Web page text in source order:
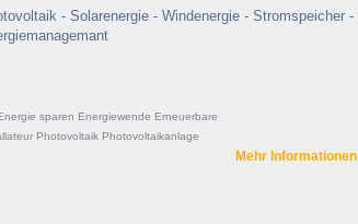
- Solarenergie - Windenergie - Stromspeicher -
sparen Energiewende Erneuerbare
Photovoltaik Photovoltaikanlage
Mehr Informationen